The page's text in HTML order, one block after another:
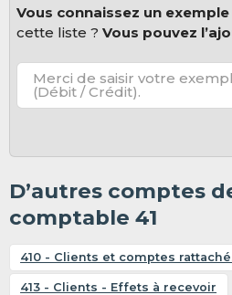
Vous connaissez un exemple
cette liste ?Vous pouvez
Merci de saisir votre
(Débit / Crédit).
D’autres comptes
comptable 41
410 - Clients et comptes
413 - Clients - Effets à recevoir